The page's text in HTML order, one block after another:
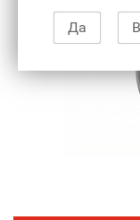
Да